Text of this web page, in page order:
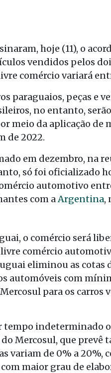
hoje (11), o
vendidos pelos
comércio variará
paraguaios, peças e
no entanto,
meio da aplicação de
de 2022.
em dezembro, na
só foi oficializado
automotivo
com aArgentina,
o comércio será
comércio
eliminou as
automóveis com
para os carros
tempo indeterminado
Mercosul, que prevê
variam de 0% a 20%,
maior grau de